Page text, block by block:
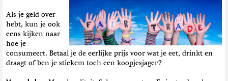
Als je geld over
hebt, kun je ook
eens kijken naar
hoe je
consumeert. Betaal je de eerlijke prijs voor wat je eet, drinkt en
draagt of ben je stiekem toch een koopjesjager?